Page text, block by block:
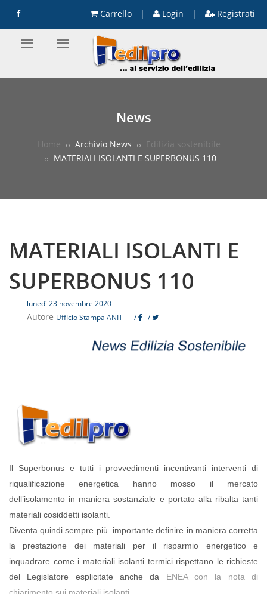
Carrello | Login | Registrati
News
Home Archivio News
Edilizia sostenibile
MATERIALI ISOLANTI E SUPERBONUS 110
MATERIALI ISOLANTI E
SUPERBONUS 110
lunedì 23 novembre 2020
Autore Ufficio Stampa ANIT / /
Il Superbonus e tutti i provvedimenti incentivanti interventi di
riqualificazione energetica hanno mosso il mercato
dell’isolamento in maniera sostanziale e portato alla ribalta tanti
materiali cosiddetti isolanti.
Diventa quindi sempre più importante definire in maniera corretta
la prestazione dei materiali per il risparmio energetico e
inquadrare come i materiali isolanti termici rispettano le richieste
del Legislatore esplicitate anche da ENEA con la nota di